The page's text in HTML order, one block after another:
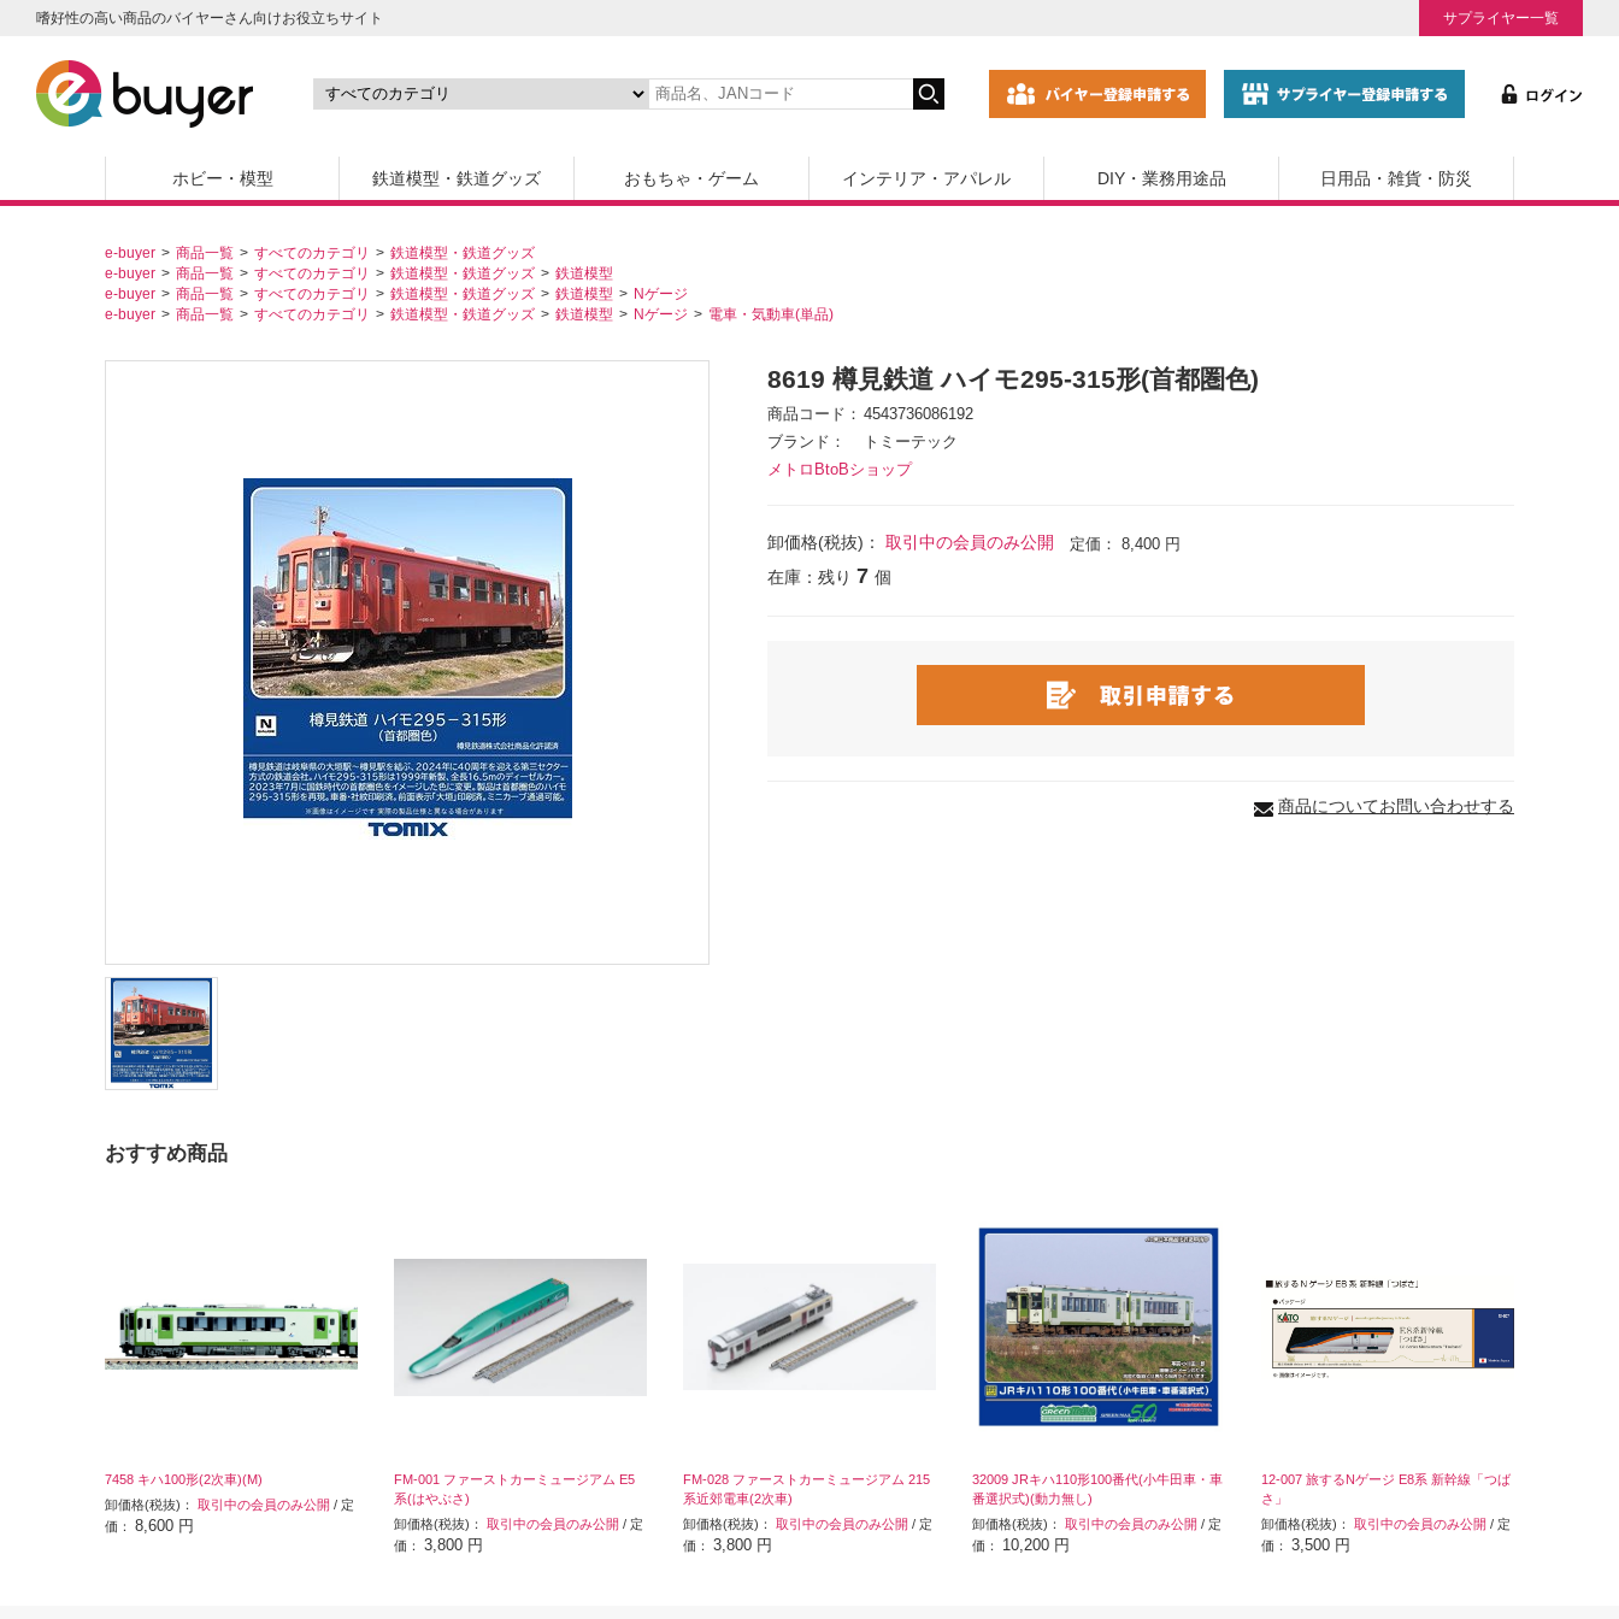
嗜好性の高い商品のバイヤーさん向けお役立ちサイト サプライヤー一覧
ホビー・模型 鉄道模型・鉄道グッズ おもちゃ・ゲーム インテリア・アパレル DIY・業務用途品 日用品・雑貨・防災
e-buyer 商品一覧 すべてのカテゴリ
鉄道模型・鉄道グッズ
e-buyer
商品一覧 すべてのカテゴリ 鉄道模型・鉄道グッズ
鉄道模型
e-buyer
商品一覧 すべてのカテゴリ 鉄道模型・鉄道グッズ 鉄道模型
Nゲージ
e-buyer
商品一覧 すべてのカテゴリ 鉄道模型・鉄道グッズ 鉄道模型 Nゲージ 電車・気動車(単品)
8619 樽見鉄道 ハイモ295-315形(首都圏色)
商品コード
4543736086192
ブランド
トミーテック
メトロBtoBショップ
卸価格(税抜)： 取引中の会員のみ公開 定価： 8,400 円
在庫：残り 7 個
商品についてお問い合わせする
おすすめ商品
7458 キハ100形(2次車)(M)
卸価格(税抜)： 取引中の会員のみ公開 / 定
価： 8,600 円
FM-001 ファーストカーミュージアム E5
系(はやぶさ)
卸価格(税抜)： 取引中の会員のみ公開 / 定
価： 3,800 円
FM-028 ファーストカーミュージアム 215
系近郊電車(2次車)
卸価格(税抜)： 取引中の会員のみ公開 / 定
価： 3,800 円
32009 JRキハ110形100番代(小牛田車・車
番選択式)(動力無し)
卸価格(税抜)： 取引中の会員のみ公開 / 定
価： 10,200 円
12-007 旅するNゲージ E8系 新幹線「つば
さ」
卸価格(税抜)： 取引中の会員のみ公開 / 定
価： 3,500 円